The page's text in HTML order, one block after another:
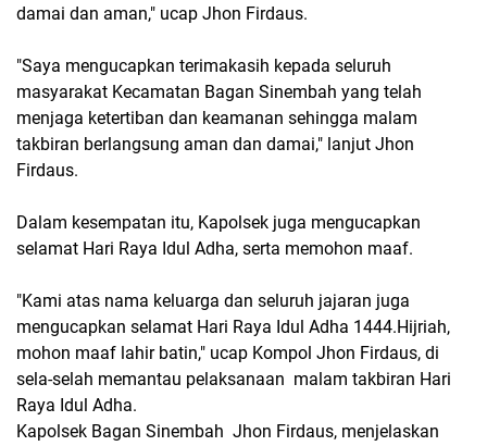
damai dan aman," ucap Jhon Firdaus.
"Saya mengucapkan terimakasih kepada seluruh
masyarakat Kecamatan Bagan Sinembah yang telah
menjaga ketertiban dan keamanan sehingga malam
takbiran berlangsung aman dan damai," lanjut Jhon
Firdaus.
Dalam kesempatan itu, Kapolsek juga mengucapkan
selamat Hari Raya Idul Adha, serta memohon maaf.
"Kami atas nama keluarga dan seluruh jajaran juga
mengucapkan selamat Hari Raya Idul Adha 1444.Hijriah,
mohon maaf lahir batin," ucap Kompol Jhon Firdaus, di
sela-selah memantau pelaksanaan malam takbiran Hari
Raya Idul Adha.
Kapolsek Bagan Sinembah Jhon Firdaus, menjelaskan